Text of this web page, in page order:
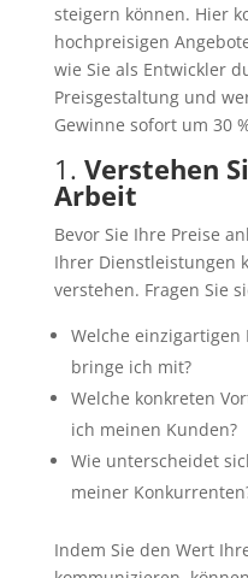
steigern können. Hier
hochpreisigen
wie Sie als Entwickler
Preisgestaltung und
Gewinne sofort um 30
1. Verstehen
Arbeit
Bevor Sie Ihre Preise
Ihrer Dienstleistungen
verstehen. Fragen Sie
Welche
bringe ich mit?
Welche konkreten
ich meinen Kunden?
Wie unterscheidet
meiner
Indem Sie den Wert